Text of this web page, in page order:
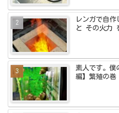
レンガで自
と その火力
素人です。
編】繁殖の巻